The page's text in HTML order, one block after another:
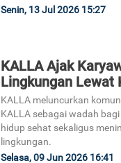
Senin, 13 Jul 2026 15:27
KALLA Ajak
Lingkungan Lewat
KALLA meluncurkan
KALLA sebagai wadah
hidup sehat sekaligus
lingkungan.
Selasa, 09 Jun 2026 16:41